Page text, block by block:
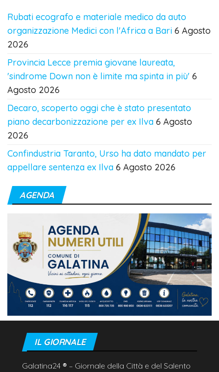
Rubati ecografo e materiale medico da auto
organizzazione Medici con l'Africa a Bari 6 Agosto
2026
Provincia Lecce premia giovane laureata,
'sindrome Down non è limite ma spinta in più' 6
Agosto 2026
Decaro, scoperto oggi che è stato presentato
piano decarbonizzazione per ex Ilva 6 Agosto
2026
Confindustria Taranto, Urso ha dato mandato per
appellare sentenza ex Ilva 6 Agosto 2026
AGENDA
IL GIORNALE
Galatina24 ® – Giornale della Città e del Salento